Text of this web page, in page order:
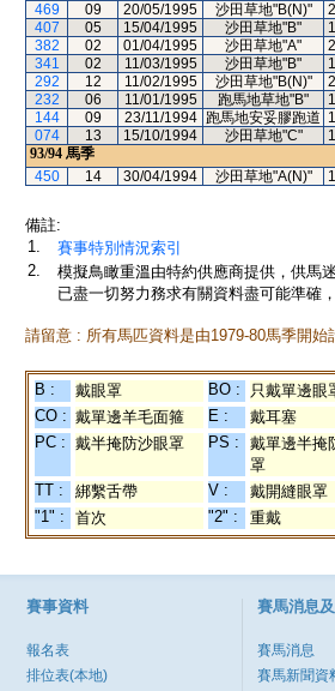
469
09 20/05/1995 沙田草地"B(N)"
407
05 15/04/1995 沙田草地"B"
382
02 01/04/1995 沙田草地"A"
341
02 11/03/1995 沙田草地"B"
292
12 11/02/1995 沙田草地"B(N)"
232
06 11/01/1995 跑馬地草地"B"
144
09 23/11/1994 跑馬地安妥膠跑道
074
13 15/10/1994 沙田草地"C"
93/94 馬季
450
14 30/04/1994 沙田草地"A(N)"
備註:
1.
賽事特別情況索引
2.
模擬鳥瞰重溫由特約供應商提供，供馬
已盡一切努力務求有關資料盡可能準確
請留意 : 所有馬匹資料是由1979-80馬季開始
B : 戴眼罩 BO : 只戴單邊眼
CO : 戴單邊羊毛面箍 E : 戴耳塞
PC : 戴半掩防沙眼罩 PS :
戴單邊半掩
罩
TT : 綁繫舌帶 V : 戴開縫眼罩
"1" :
首次 "2" : 重戴
賽事資料
報名表
排位表(本地)
賽馬消息
賽馬消息
賽馬新聞資